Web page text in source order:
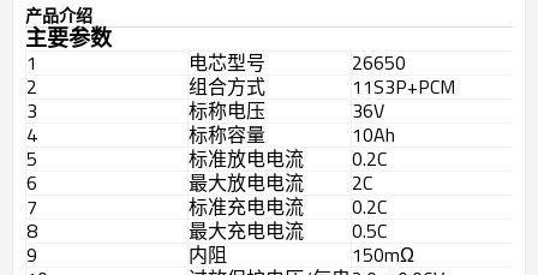
产品介绍
主要参数
1 电芯型号
26650
2
组合方式
11S3P+PCM
3
标称电压
36V
4
标称容量
10Ah
5
标准放电电流
0.2C
6
最大放电电流
2C
7
标准充电电流
0.2C
8
最大充电电流
0.5C
9
内阻
150mΩ